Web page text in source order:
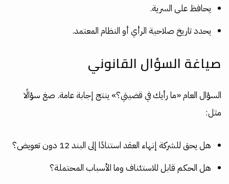
يحافظ على السرية.
يحدد تاريخ صلاحية الرأي أو النظام المعتمد.
صياغة السؤال القانوني
السؤال العام «ما رأيك في قضيتي؟» ينتج إجابة عامة. صغ سؤالًا
مثل:
هل يحق للشركة إنهاء العقد استنادًا إلى البند 12 دون تعويض؟
هل الحكم قابل للاستئناف وما الأسباب المحتملة؟